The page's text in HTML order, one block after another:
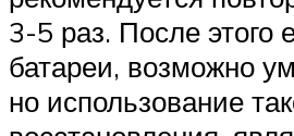
3-5 раз. После этого
батареи, возможно
но использование